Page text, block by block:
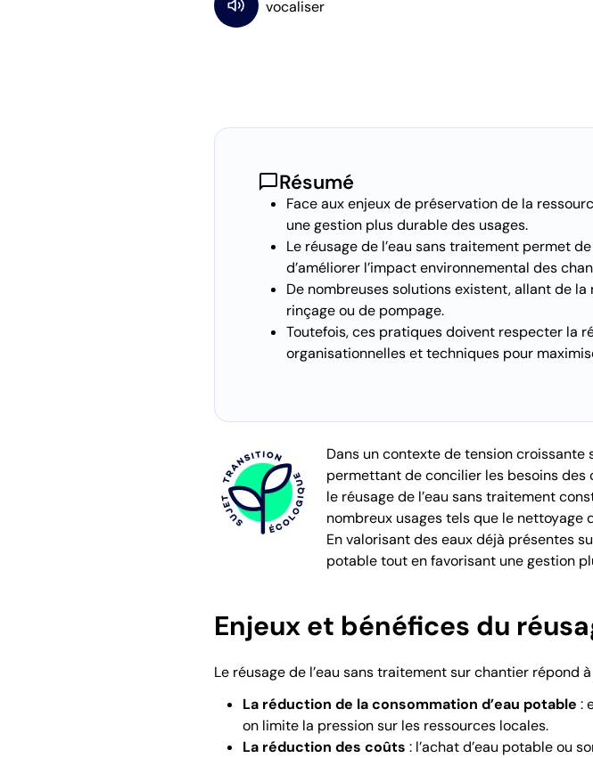
chat_bubbleRésumé
Face aux enjeux de préservation de la
une gestion plus durable des usages.
Le réusage de l’eau sans traitement permet
d’améliorer l’impact environnemental des
De nombreuses solutions existent, allant de
rinçage ou de pompage.
Toutefois, ces pratiques doivent respecter la
organisationnelles et techniques pour
Dans un contexte de tension croissante
permettant de concilier les besoins des
le réusage de l’eau sans traitement
nombreux usages tels que le nettoyage
En valorisant des eaux déjà présentes
potable tout en favorisant une gestion
Enjeux et bénéfices du
Le réusage de l’eau sans traitement sur chantier répond
La réduction de la consommation d’eau potable :
on limite la pression sur les ressources locales.
La réduction des coûts : l’achat d’eau potable ou